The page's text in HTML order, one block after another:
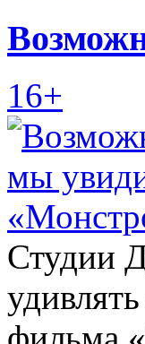
16+
Студии